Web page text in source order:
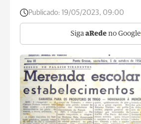
Publicado: 19/05/2023, 09:00
Siga aRede no Google